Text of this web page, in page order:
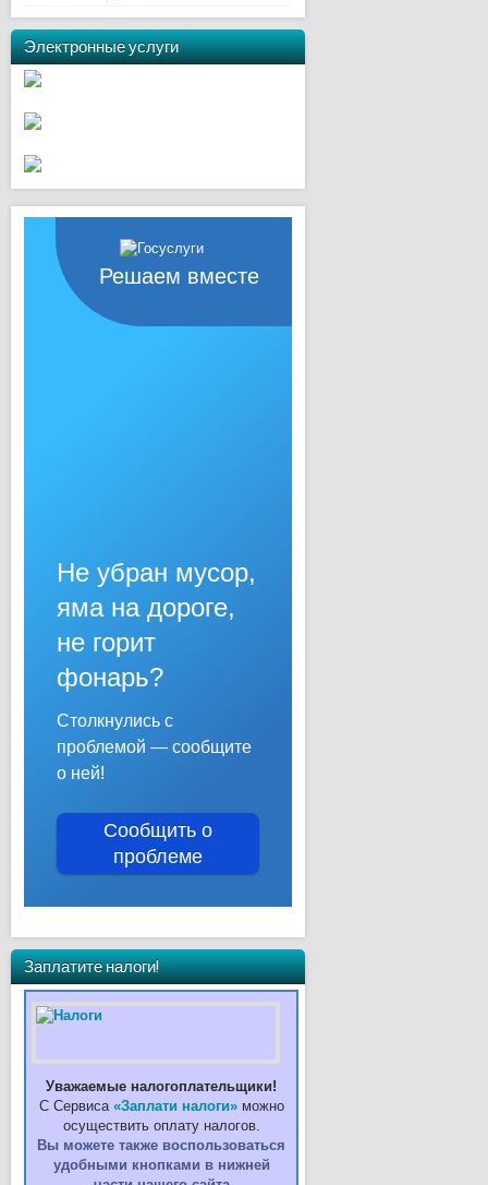
Электронные услуги
Решаем вместе
Не убран мусор,
яма на дороге,
не горит
фонарь?
Столкнулись с
проблемой — сообщите
о ней!
Сообщить о
проблеме
Заплатите налоги!
Уважаемые налогоплательщики!
С Сервиса «Заплати налоги»можно
осуществить оплату налогов.
Вы можете также воспользоваться
удобными кнопками в нижней